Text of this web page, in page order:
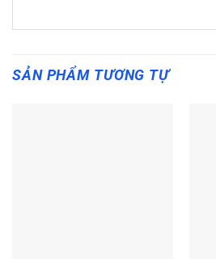
SẢN PHẨM TƯƠNG TỰ